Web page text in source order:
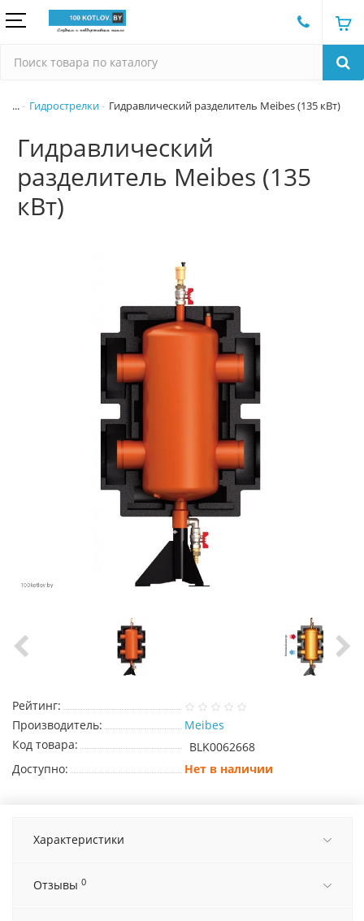
... Гидрострелки Гидравлический разделитель Meibes (135 кВт)
Гидравлический
разделитель Meibes (135
кВт)
Рейтинг:
Производитель:
Meibes
Код товара:
BLK0062668
Доступно:
Нет в наличии
Характеристики
Отзывы 0